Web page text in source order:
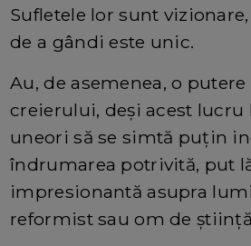
Sufletele lor sunt
de a gândi este unic.
Au, de asemenea, o
creierului, deși acest lucru
uneori să se simtă puțin
îndrumarea potrivită, put
impresionantă asupra
reformist sau om de